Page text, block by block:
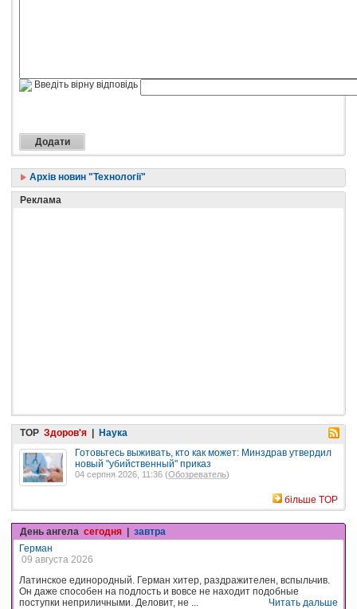
Введіть вірну відповідь
Архів новин "Технології"
Реклама
TOP Здоров'я | Наука
Готовьтесь выживать, кто как может: Минздрав утвердил
новый "убийственный" приказ
04 серпня 2026, 11:36 (Обозреватель)
більше TOP
День ангела сегодня
завтра
Герман
09 августа 2026
Латинское единородный. Герман хитер, раздражителен, вспыльчив.
Он даже способен на подлость и вовсе не находит подобные
поступки неприличными. Деловит, не ...
Читать дальше